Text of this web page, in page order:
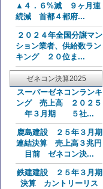
▲４．６%減 ９ヶ月連
続減 首都４都府...
２０２４年全国分譲マン
ション業者、供給数ラン
キング ２０位ま...
ゼネコン決算2025
スーパーゼネコンランキ
ング 売上高 ２０２５
年３月期 ５社...
鹿島建設 ２５年３月期
連結決算 売上高３兆円
目前 ゼネコン決...
鉄建建設 ２５年３月期
決算 カントリーリス